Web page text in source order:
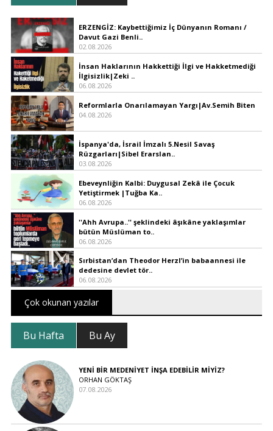
ERZENGİZ: Kaybettiğimiz İç Dünyanın Romanı /
Davut Gazi Benli..
02.08.2026
İnsan Haklarının Hakkettiği İlgi ve Hakketmediği
İlgisizlik|Zeki ..
06.08.2026
Reformlarla Onarılamayan Yargı|Av.Semih Biten
04.08.2026
İspanya'da, İsrail İmzalı 5.Nesil Savaş
Rüzgarları|Sibel Erarslan..
03.08.2026
Ebeveynliğin Kalbi: Duygusal Zekâ ile Çocuk
Yetiştirmek |Tuğba Ka..
06.08.2026
''Ahh Avrupa..'' şeklindeki âşıkâne yaklaşımlar
bütün Müslüman to..
06.08.2026
Sırbistan’dan Theodor Herzl’in babaannesi ile
dedesine devlet tör..
06.08.2026
Çok okunan yazılar
Bu Hafta Bu Ay
YENİ BİR MEDENİYET İNŞA EDEBİLİR MİYİZ?
ORHAN GÖKTAŞ
07.08.2026